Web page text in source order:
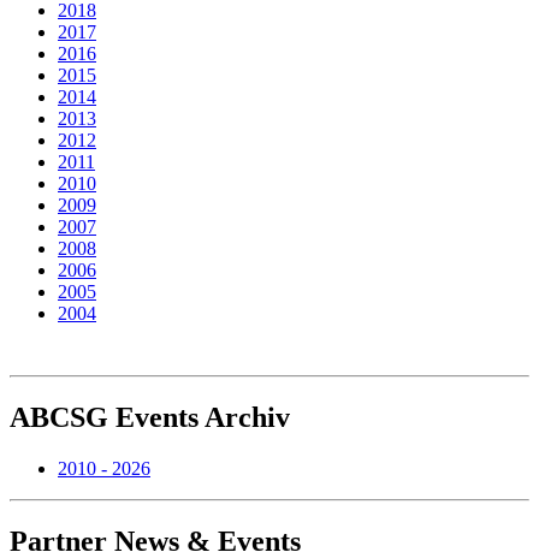
2018
2017
2016
2015
2014
2013
2012
2011
2010
2009
2007
2008
2006
2005
2004
ABCSG Events Archiv
2010 - 2026
Partner News & Events